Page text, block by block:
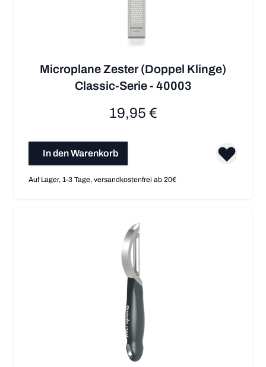
Microplane Zester (Doppel Klinge)
Classic-Serie - 40003
19,95 €
In den Warenkorb
Auf Lager, 1-3 Tage, versandkostenfrei ab 20€